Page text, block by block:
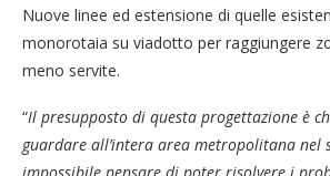
Nuove linee ed estensione di quelle
monorotaia su viadotto per raggiungere
meno servite.
“Il presupposto di questa progettazione è
guardare all’intera area metropolitana nel